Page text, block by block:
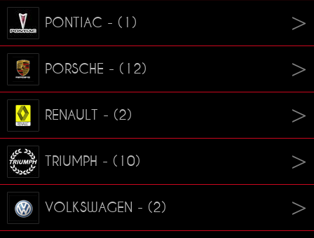
PONTIAC - (1)
PORSCHE - (12)
RENAULT - (2)
TRIUMPH - (10)
VOLKSWAGEN - (2)